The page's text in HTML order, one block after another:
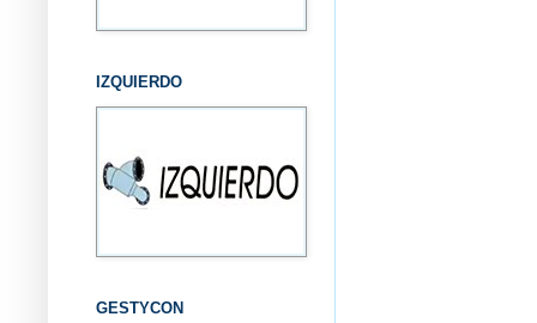
IZQUIERDO
GESTYCON